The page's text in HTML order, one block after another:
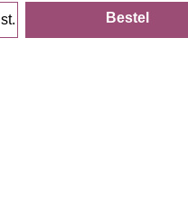
st. Bestel